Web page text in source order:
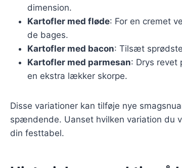
dimension.
Kartofler med fløde: For en cremet
de bages.
Kartofler med bacon: Tilsæt
Kartofler med parmesan: Drys revet
en ekstra lækker skorpe.
Disse variationer kan tilføje nye
spændende. Uanset hvilken variation du
din festtabel.